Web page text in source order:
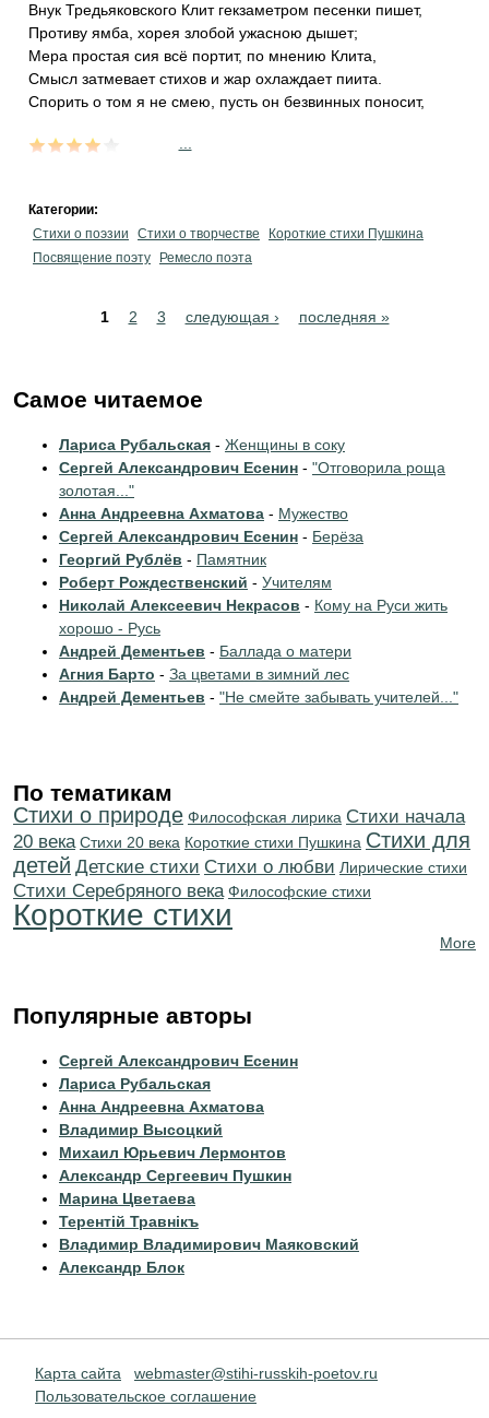
Внук Тредьяковского Клит гекзаметром песенки пишет,
Противу ямба, хорея злобой ужасною дышет;
Мера простая сия всё портит, по мнению Клита,
Смысл затмевает стихов и жар охлаждает пиита.
Спорить о том я не смею, пусть он безвинных поносит,
Категории:
Стихи о поэзии
Стихи о творчестве
Короткие стихи Пушкина
Посвящение поэту
Ремесло поэта
1 2 3 следующая › последняя »
Самое читаемое
Лариса Рубальская - Женщины в соку
Сергей Александрович Есенин - "Отговорила роща
золотая..."
Анна Андреевна Ахматова - Мужество
Сергей Александрович Есенин - Берёза
Георгий Рублёв - Памятник
Роберт Рождественский - Учителям
Николай Алексеевич Некрасов - Кому на Руси жить
хорошо - Русь
Андрей Дементьев - Баллада о матери
Агния Барто - За цветами в зимний лес
Андрей Дементьев - "Не смейте забывать учителей..."
По тематикам
Стихи о природе Философская лирика Cтихи начала
20 века Стихи 20 века Короткие стихи Пушкина Стихи для
детей Детские стихи Стихи о любви Лирические стихи
Cтихи Серебряного века Философские стихи
Короткие стихи
More
Популярные авторы
Сергей Александрович Есенин
Лариса Рубальская
Анна Андреевна Ахматова
Владимир Высоцкий
Михаил Юрьевич Лермонтов
Александр Сергеевич Пушкин
Марина Цветаева
Терентiй Травнiкъ
Владимир Владимирович Маяковский
Александр Блок
Карта сайта
webmaster@stihi-russkih-poetov.ru
Пользовательское соглашение